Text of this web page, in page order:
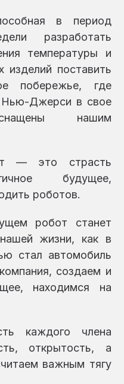
в период
разработать
температуры и
изделий поставить
побережье, где
Нью-Джерси в свое
нашим
— это страсть
будущее,
роботов.
робот станет
жизни, как в
стал автомобиль
создаем и
находимся на
каждого члена
открытость, а
важным тягу